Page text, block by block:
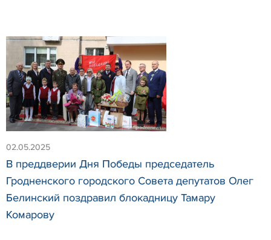
02.05.2025
В преддверии Дня Победы председатель
Гродненского городского Совета депутатов Олег
Белинский поздравил блокадницу Тамару
Комарову